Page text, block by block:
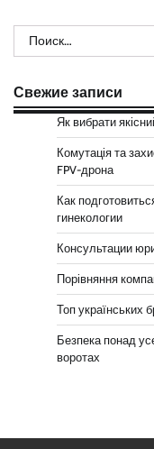
Найти:
Свежие записи
Як вибрати
Комутація та
FPV-дрона
Как
гинекологии
Консультации
Порівняння
Топ українських
Безпека понад
воротах